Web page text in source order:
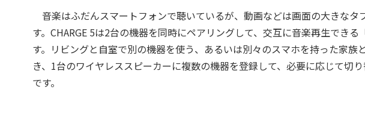
音楽はふだんスマートフォンで聴いているが、動画などは画面の大きなタ
す。CHARGE 5は2台の機器を同時にペアリングして、交互に音楽再生でき
す。リビングと自室で別の機器を使う、あるいは別々のスマホを持った家
き、1台のワイヤレススピーカーに複数の機器を登録して、必要に応じて切
です。